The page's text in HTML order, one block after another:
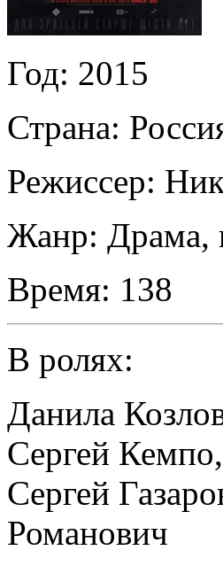
Год: 2015
Страна:
Режиссер:
Жанр: Драма,
Время: 138
В ролях:
Данила
Сергей Кемпо,
Сергей
Романович